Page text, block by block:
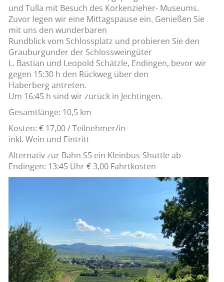
und Tulla mit Besuch des Korkenzieher- Museums.
Zuvor legen wir eine Mittagspause ein. Genießen Sie
mit uns den wunderbaren
Rundblick vom Schlossplatz und probieren Sie den
Grauburgunder der Schlossweingüter
L. Bastian und Leopold Schätzle, Endingen, bevor wir
gegen 15:30 h den Rückweg über den
Haberberg antreten.
Um 16:45 h sind wir zurück in Jechtingen.
Gesamtlänge: 10,5 km
Kosten: € 17,00 / Teilnehmer/in
inkl. Wein und Eintritt
Alternativ zur Bahn S5 ein Kleinbus-Shuttle ab
Endingen: 13:45 Uhr € 3,00 Fahrtkosten